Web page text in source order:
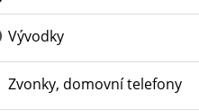
Vývodky
Zvonky, domovní telefony